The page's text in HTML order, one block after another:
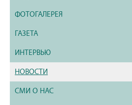
ФОТОГАЛЕРЕЯ
ГАЗЕТА
ИНТЕРВЬЮ
НОВОСТИ
СМИ О НАС